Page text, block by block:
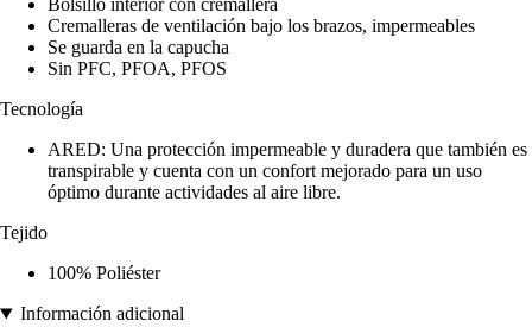
Bolsillo interior con cremallera
Cremalleras de ventilación bajo los brazos, impermeables
Se guarda en la capucha
Sin PFC, PFOA, PFOS
Tecnología
ARED: Una protección impermeable y duradera que también es
transpirable y cuenta con un confort mejorado para un uso
óptimo durante actividades al aire libre.
Tejido
100% Poliéster
Información adicional